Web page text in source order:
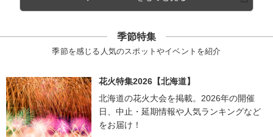
季節特集
季節を感じる人気のスポットやイベントを紹介
花火特集2026【北海道】
北海道の花火大会を掲載。2026年の開催
日、中止・延期情報や人気ランキングなど
をお届け！